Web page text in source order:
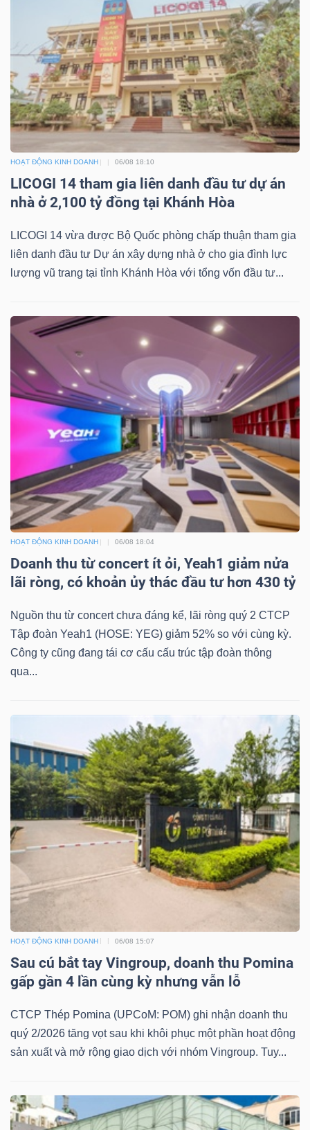
HOẠT ĐỘNG KINH DOANH 06/08 18:10
LICOGI 14 tham gia liên danh đầu tư dự án
nhà ở 2,100 tỷ đồng tại Khánh Hòa
LICOGI 14 vừa được Bộ Quốc phòng chấp thuận tham gia
liên danh đầu tư Dự án xây dựng nhà ở cho gia đình lực
lượng vũ trang tại tỉnh Khánh Hòa với tổng vốn đầu tư...
HOẠT ĐỘNG KINH DOANH 06/08 18:04
Doanh thu từ concert ít ỏi, Yeah1 giảm nửa
lãi ròng, có khoản ủy thác đầu tư hơn 430 tỷ
Nguồn thu từ concert chưa đáng kể, lãi ròng quý 2 CTCP
Tập đoàn Yeah1 (HOSE: YEG) giảm 52% so với cùng kỳ.
Công ty cũng đang tái cơ cấu cấu trúc tập đoàn thông
qua...
HOẠT ĐỘNG KINH DOANH 06/08 15:07
Sau cú bắt tay Vingroup, doanh thu Pomina
gấp gần 4 lần cùng kỳ nhưng vẫn lỗ
CTCP Thép Pomina (UPCoM: POM) ghi nhận doanh thu
quý 2/2026 tăng vọt sau khi khôi phục một phần hoạt động
sản xuất và mở rộng giao dịch với nhóm Vingroup. Tuy...
TIÊU
DÙNG
THIẾT
CHĂM
SÓC
SỨC
TÀI
CHÍNH
CÔNG
NGHỆ
THÔNG
TIN
TIỆN
ÍCH
ĐỘNG
chứng
khoán
Tất cả Cổ phiếu Chỉ số Chứng chỉ quỹ Chứng
đạo
(-)